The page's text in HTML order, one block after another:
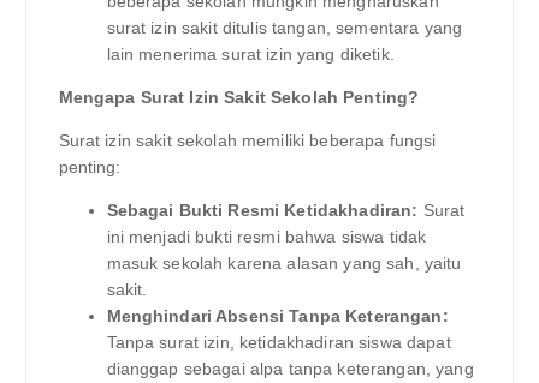
surat izin sakit ditulis tangan, sementara yang
lain menerima surat izin yang diketik.
Mengapa Surat Izin Sakit Sekolah Penting?
Surat izin sakit sekolah memiliki beberapa fungsi
penting:
Sebagai Bukti Resmi Ketidakhadiran: Surat
ini menjadi bukti resmi bahwa siswa tidak
masuk sekolah karena alasan yang sah, yaitu
sakit.
Menghindari Absensi Tanpa Keterangan:
Tanpa surat izin, ketidakhadiran siswa dapat
dianggap sebagai alpa tanpa keterangan, yang